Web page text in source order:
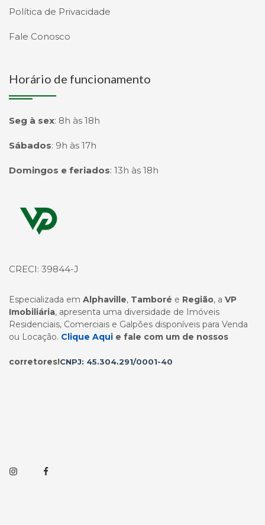
Política de Privacidade
Fale Conosco
Horário de funcionamento
Seg à sex: 8h às 18h
Sábados: 9h às 17h
Domingos e feriados: 13h às 18h
Página inicial
CRECI: 39844-J
Especializada em Alphaville, Tamboré e Região, a VP
Imobiliária, apresenta uma diversidade de Imóveis
Residenciais, Comerciais e Galpões disponíveis para Venda
ou Locação. Clique Aqui e fale com um de nossos
corretores!CNPJ: 45.304.291/0001-40
InstagramFacebook